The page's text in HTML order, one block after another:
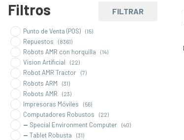
Filtros FILTRAR
Punto de Venta (POS) (15)
Repuestos (8361)
Robots AMR con horquilla (14)
Vision Artificial (22)
Robot AMR Tractor (7)
Robots ARM (31)
Robots AMR (23)
Impresoras Móviles (56)
Computadores Robustos (22)
Special Environment Computer (40)
Tablet Robusta (31)